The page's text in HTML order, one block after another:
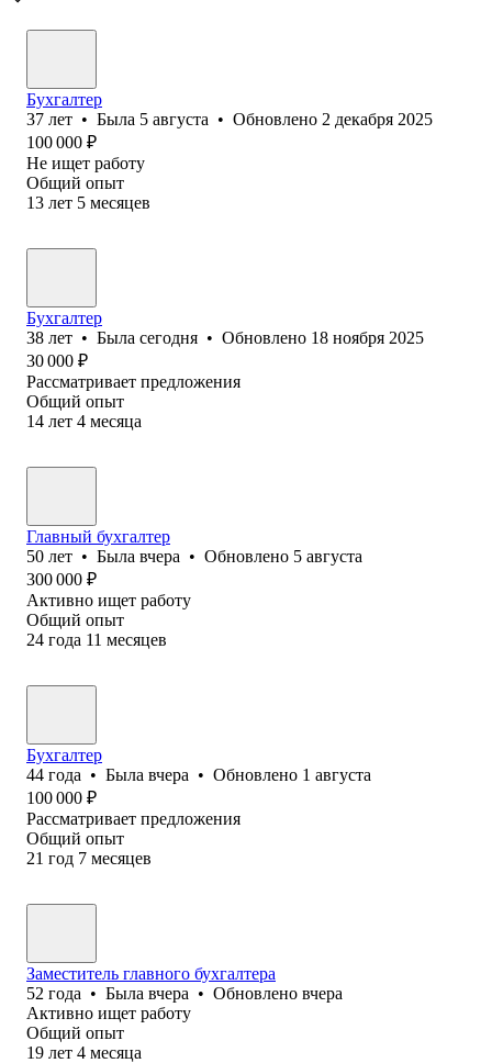
Бухгалтер
37 лет • Была 5 августа • Обновлено 2 декабря 2025
100 000 ₽
Не ищет работу
Общий опыт
13 лет 5 месяцев
Бухгалтер
38 лет • Была сегодня • Обновлено 18 ноября 2025
30 000 ₽
Рассматривает предложения
Общий опыт
14 лет 4 месяца
Главный бухгалтер
50 лет • Была вчера • Обновлено 5 августа
300 000 ₽
Активно ищет работу
Общий опыт
24 года 11 месяцев
Бухгалтер
44 года • Была вчера • Обновлено 1 августа
100 000 ₽
Рассматривает предложения
Общий опыт
21 год 7 месяцев
Заместитель главного бухгалтера
52 года • Была вчера • Обновлено вчера
Активно ищет работу
Общий опыт
19 лет 4 месяца